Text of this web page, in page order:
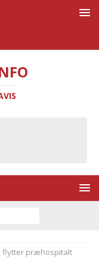
flytter præhospitalt